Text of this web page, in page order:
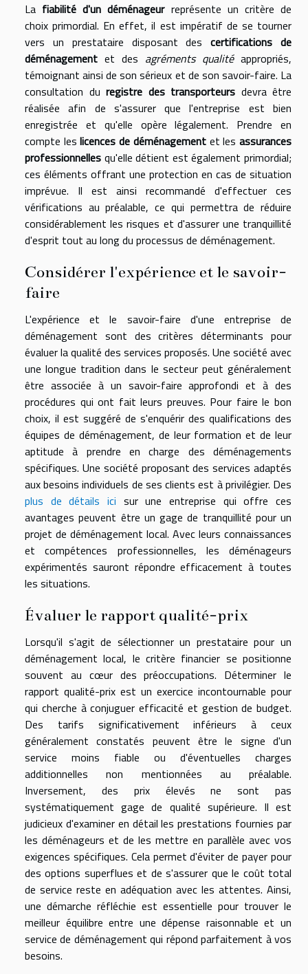
La fiabilité d'un déménageurreprésente un critère de
choix primordial. En effet, il est impératif de se tourner
vers un prestataire disposant descertifications de
déménagement et des agréments qualitéappropriés,
témoignant ainsi de son sérieux et de son savoir-faire. La
consultation du registre des transporteurs devra être
réalisée afin de s'assurer que l'entreprise est bien
enregistrée et qu'elle opère légalement. Prendre en
compte leslicences de déménagementet lesassurances
professionnelles qu'elle détient est également primordial;
ces éléments offrant une protection en cas de situation
imprévue. Il est ainsi recommandé d'effectuer ces
vérifications au préalable, ce qui permettra de réduire
considérablement les risques et d'assurer une tranquillité
d'esprit tout au long du processus de déménagement.
Considérer l'expérience et le savoir-
faire
L'expérience et le savoir-faire d'une entreprise de
déménagement sont des critères déterminants pour
évaluer la qualité des services proposés. Une société avec
une longue tradition dans le secteur peut généralement
être associée à un savoir-faire approfondi et à des
procédures qui ont fait leurs preuves. Pour faire le bon
choix, il est suggéré de s'enquérir des qualifications des
équipes de déménagement, de leur formation et de leur
aptitude à prendre en charge des déménagements
spécifiques. Une société proposant des services adaptés
aux besoins individuels de ses clients est à privilégier. Des
plus de détails ici sur une entreprise qui offre ces
avantages peuvent être un gage de tranquillité pour un
projet de déménagement local. Avec leurs connaissances
et compétences professionnelles, les déménageurs
expérimentés sauront répondre efficacement à toutes
les situations.
Évaluer le rapport qualité-prix
Lorsqu'il s'agit de sélectionner un prestataire pour un
déménagement local, le critère financier se positionne
souvent au cœur des préoccupations. Déterminer le
rapport qualité-prix est un exercice incontournable pour
qui cherche à conjuguer efficacité et gestion de budget.
Des tarifs significativement inférieurs à ceux
généralement constatés peuvent être le signe d'un
service moins fiable ou d'éventuelles charges
additionnelles non mentionnées au préalable.
Inversement, des prix élevés ne sont pas
systématiquement gage de qualité supérieure. Il est
judicieux d'examiner en détail les prestations fournies par
les déménageurs et de les mettre en parallèle avec vos
exigences spécifiques. Cela permet d'éviter de payer pour
des options superflues et de s'assurer que le coût total
de service reste en adéquation avec les attentes. Ainsi,
une démarche réfléchie est essentielle pour trouver le
meilleur équilibre entre une dépense raisonnable et un
service de déménagement qui répond parfaitement à vos
besoins.